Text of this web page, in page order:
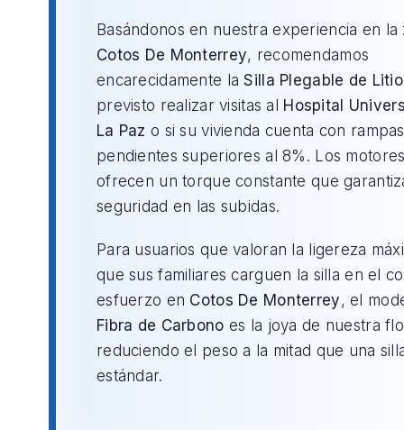
Basándonos en nuestra experiencia en la
Cotos De Monterrey, recomendamos
encarecidamente laSilla Plegable de Litio
previsto realizar visitas al Hospital
La Paz o si su vivienda cuenta con
pendientes superiores al 8%. Los
ofrecen un torque constante que
seguridad en las subidas.
Para usuarios que valoran la ligereza
que sus familiares carguen la silla en el
esfuerzo en Cotos De Monterrey, el
Fibra de Carbono es la joya de nuestra
reduciendo el peso a la mitad que una
estándar.